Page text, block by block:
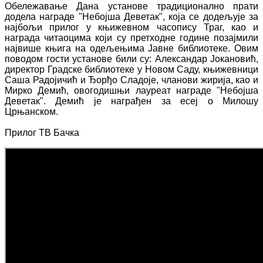
Обележавање Дана установе традиционално прати
додела награде "Небојша Деветак", која се додељује за
најбољи прилог у књижевном часопису Траг, као и
награда читаоцима који су претходне године позајмили
највише књига на одељењима Јавне библиотеке. Овим
поводом гости установе били су: Александар Јокановић,
директор Градске библиотеке у Новом Саду, књижевници
Саша Радојичић и Ђорђо Сладоје, чланови жирија, као и
Мирко Демић, овогодишњи лауреат награде "Небојша
Деветак". Демић је награђен за есеј о Милошу
Црњанском.
Прилог ТВ Бачка